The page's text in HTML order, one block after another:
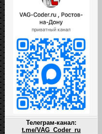
Телеграм-канал:
t.me/VAG_Coder_ru